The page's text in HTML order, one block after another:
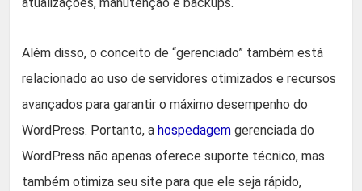
Além disso, o conceito de “gerenciado” também está
relacionado ao uso de servidores otimizados e recursos
avançados para garantir o máximo desempenho do
WordPress. Portanto, a hospedagem gerenciada do
WordPress não apenas oferece suporte técnico, mas
também otimiza seu site para que ele seja rápido,